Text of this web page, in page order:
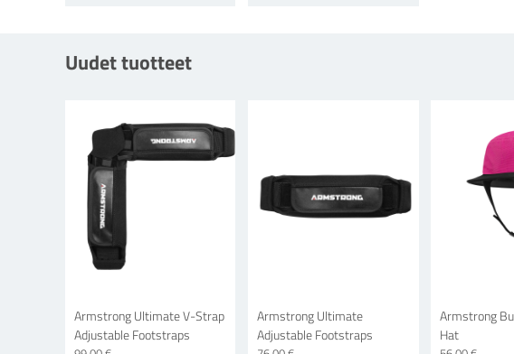
Uudet tuotteet
Armstrong Ultimate V-Strap
Adjustable Footstraps
Armstrong Ultimate
Adjustable Footstraps
Armstrong
Hat